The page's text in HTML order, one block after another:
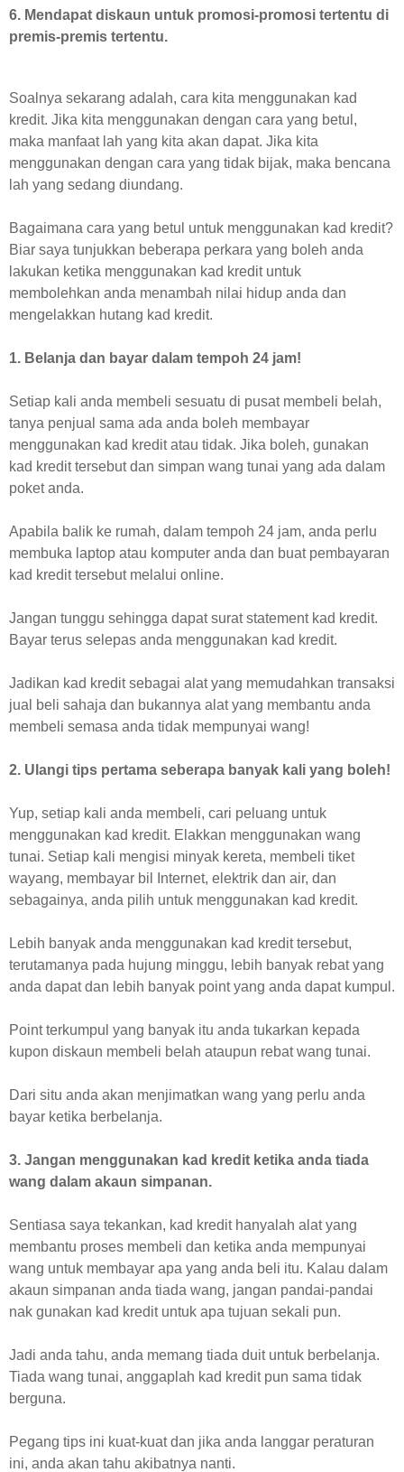
6. Mendapat diskaun untuk promosi-promosi tertentu di
premis-premis tertentu.
Soalnya sekarang adalah, cara kita menggunakan kad
kredit. Jika kita menggunakan dengan cara yang betul,
maka manfaat lah yang kita akan dapat. Jika kita
menggunakan dengan cara yang tidak bijak, maka bencana
lah yang sedang diundang.
Bagaimana cara yang betul untuk menggunakan kad kredit?
Biar saya tunjukkan beberapa perkara yang boleh anda
lakukan ketika menggunakan kad kredit untuk
membolehkan anda menambah nilai hidup anda dan
mengelakkan hutang kad kredit.
1. Belanja dan bayar dalam tempoh 24 jam!
Setiap kali anda membeli sesuatu di pusat membeli belah,
tanya penjual sama ada anda boleh membayar
menggunakan kad kredit atau tidak. Jika boleh, gunakan
kad kredit tersebut dan simpan wang tunai yang ada dalam
poket anda.
Apabila balik ke rumah, dalam tempoh 24 jam, anda perlu
membuka laptop atau komputer anda dan buat pembayaran
kad kredit tersebut melalui online.
Jangan tunggu sehingga dapat surat statement kad kredit.
Bayar terus selepas anda menggunakan kad kredit.
Jadikan kad kredit sebagai alat yang memudahkan transaksi
jual beli sahaja dan bukannya alat yang membantu anda
membeli semasa anda tidak mempunyai wang!
2. Ulangi tips pertama seberapa banyak kali yang boleh!
Yup, setiap kali anda membeli, cari peluang untuk
menggunakan kad kredit. Elakkan menggunakan wang
tunai. Setiap kali mengisi minyak kereta, membeli tiket
wayang, membayar bil Internet, elektrik dan air, dan
sebagainya, anda pilih untuk menggunakan kad kredit.
Lebih banyak anda menggunakan kad kredit tersebut,
terutamanya pada hujung minggu, lebih banyak rebat yang
anda dapat dan lebih banyak point yang anda dapat kumpul.
Point terkumpul yang banyak itu anda tukarkan kepada
kupon diskaun membeli belah ataupun rebat wang tunai.
Dari situ anda akan menjimatkan wang yang perlu anda
bayar ketika berbelanja.
3. Jangan menggunakan kad kredit ketika anda tiada
wang dalam akaun simpanan.
Sentiasa saya tekankan, kad kredit hanyalah alat yang
membantu proses membeli dan ketika anda mempunyai
wang untuk membayar apa yang anda beli itu. Kalau dalam
akaun simpanan anda tiada wang, jangan pandai-pandai
nak gunakan kad kredit untuk apa tujuan sekali pun.
Jadi anda tahu, anda memang tiada duit untuk berbelanja.
Tiada wang tunai, anggaplah kad kredit pun sama tidak
berguna.
Pegang tips ini kuat-kuat dan jika anda langgar peraturan
ini, anda akan tahu akibatnya nanti.